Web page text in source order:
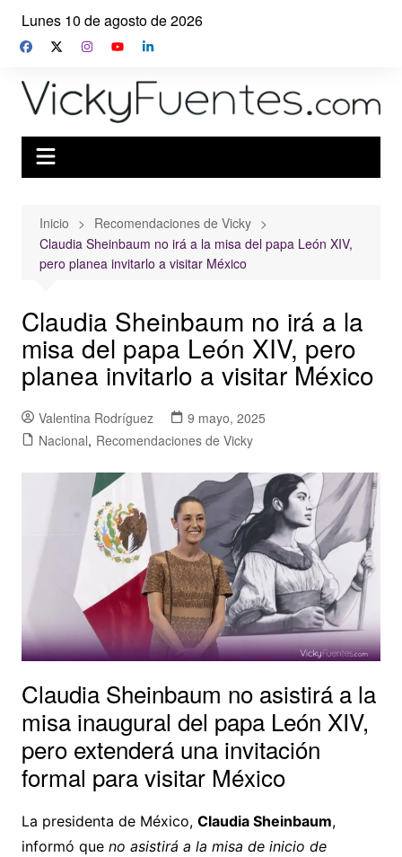
Saltar
contenido
Lunes 10 de agosto de 2026
Inicio
Recomendaciones de Vicky
Claudia Sheinbaum no irá a la misa del papa León XIV,
pero planea invitarlo a visitar México
Claudia Sheinbaum no irá a la
misa del papa León XIV, pero
planea invitarlo a visitar México
Valentina Rodríguez
9 mayo, 2025
Nacional, Recomendaciones de Vicky
Claudia Sheinbaum no asistirá a la
misa inaugural del papa León XIV,
pero extenderá una invitación
formal para visitar México
La presidenta de México, Claudia Sheinbaum,
informó que no asistirá a la misa de inicio de